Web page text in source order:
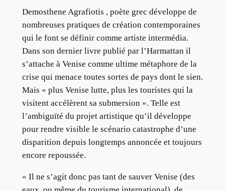
Demosthene Agrafiotis , poète grec développe de
nombreuses pratiques de création contemporaines
qui le font se définir comme artiste intermédia.
Dans son dernier livre publié par l’Harmattan il
s’attache à Venise comme ultime métaphore de la
crise qui menace toutes sortes de pays dont le sien.
Mais « plus Venise lutte, plus les touristes qui la
visitent accélèrent sa submersion ». Telle est
l’ambiguïté du projet artistique qu’il développe
pour rendre visible le scénario catastrophe d’une
disparition depuis longtemps annoncée et toujours
encore repoussée.
« Il ne s’agit donc pas tant de sauver Venise (des